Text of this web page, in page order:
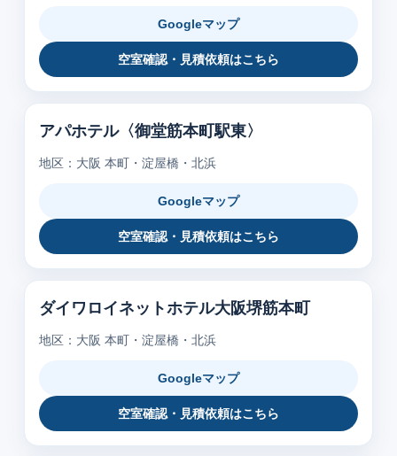
Googleマップ
空室確認・見積依頼はこちら
アパホテル〈御堂筋本町駅東〉
地区：大阪 本町・淀屋橋・北浜
Googleマップ
空室確認・見積依頼はこちら
ダイワロイネットホテル大阪堺筋本町
地区：大阪 本町・淀屋橋・北浜
Googleマップ
空室確認・見積依頼はこちら